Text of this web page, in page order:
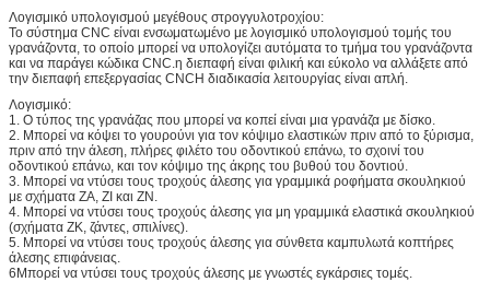
Λογισμικό υπολογισμού μεγέθους στρογγυλοτροχίου:
Το σύστημα CNC είναι ενσωματωμένο με λογισμικό υπολογισμού τομής του
γρανάζοντα, το οποίο μπορεί να υπολογίζει αυτόματα το τμήμα του γρανάζοντα
και να παράγει κώδικα CNC.η διεπαφή είναι φιλική και εύκολο να αλλάξετε από
την διεπαφή επεξεργασίας CNCΗ διαδικασία λειτουργίας είναι απλή.
Λογισμικό:
1. Ο τύπος της γρανάζας που μπορεί να κοπεί είναι μια γρανάζα με δίσκο.
2. Μπορεί να κόψει το γουρούνι για τον κόψιμο ελαστικών πριν από το ξύρισμα,
πριν από την άλεση, πλήρες φιλέτο του οδοντικού επάνω, το σχοινί του
οδοντικού επάνω, και τον κόψιμο της άκρης του βυθού του δοντιού.
3. Μπορεί να ντύσει τους τροχούς άλεσης για γραμμικά ροφήματα σκουληκιού
με σχήματα ZA, ZI και ZN.
4. Μπορεί να ντύσει τους τροχούς άλεσης για μη γραμμικά ελαστικά σκουληκιού
(σχήματα ZK, ζάντες, σπιλίνες).
5. Μπορεί να ντύσει τους τροχούς άλεσης για σύνθετα καμπυλωτά κοπτήρες
άλεσης επιφάνειας.
6Μπορεί να ντύσει τους τροχούς άλεσης με γνωστές εγκάρσιες τομές.